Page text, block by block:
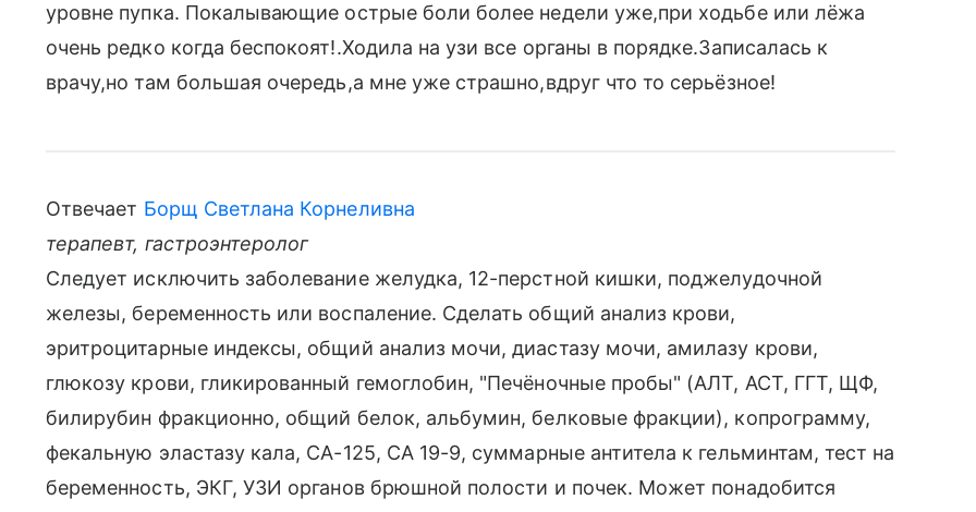
уровне пупка. Покалывающие острые боли более недели уже,при ходьбе или лёжа
очень редко когда беспокоят!.Ходила на узи все органы в порядке.Записалась к
врачу,но там большая очередь,а мне уже страшно,вдруг что то серьёзное!
Отвечает Борщ Светлана Корнеливна
терапевт, гастроэнтеролог
Следует исключить заболевание желудка, 12-перстной кишки, поджелудочной
железы, беременность или воспаление. Сделать общий анализ крови,
эритроцитарные индексы, общий анализ мочи, диастазу мочи, амилазу крови,
глюкозу крови, гликированный гемоглобин, "Печёночные пробы" (АЛТ, АСТ, ГГТ, ЩФ,
билирубин фракционно, общий белок, альбумин, белковые фракции), копрограмму,
фекальную эластазу кала, СА-125, СА 19-9, суммарные антитела к гельминтам, тест на
беременность, ЭКГ, УЗИ органов брюшной полости и почек. Может понадобится